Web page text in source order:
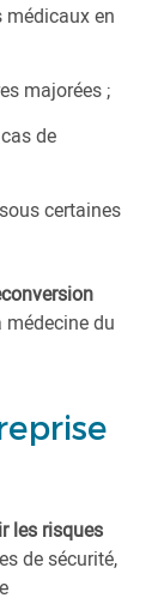
médicaux en
majorées ;
de
certaines
du
les risques
de sécurité,